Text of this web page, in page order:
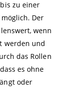
zu einer
Der
wenn
werden und
das Rollen
es ohne
oder